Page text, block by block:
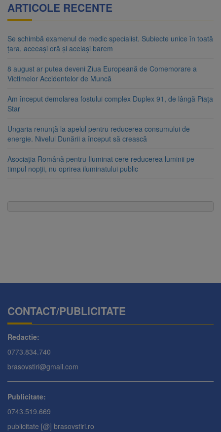
ARTICOLE RECENTE
Se schimbă examenul de medic specialist. Subiecte unice în toată
țara, aceeași oră și același barem
8 august ar putea deveni Ziua Europeană de Comemorare a
Victimelor Accidentelor de Muncă
Am început demolarea fostului complex Duplex 91, de lângă Piața
Star
Ungaria renunță la apelul pentru reducerea consumului de
energie. Nivelul Dunării a început să crească
Asociația Română pentru Iluminat cere reducerea luminii pe
timpul nopții, nu oprirea iluminatului public
CONTACT/PUBLICITATE
Redactie:
0773.834.740
brasovstiri@gmail.com
Publicitate:
0743.519.669
publicitate [@] brasovstiri.ro